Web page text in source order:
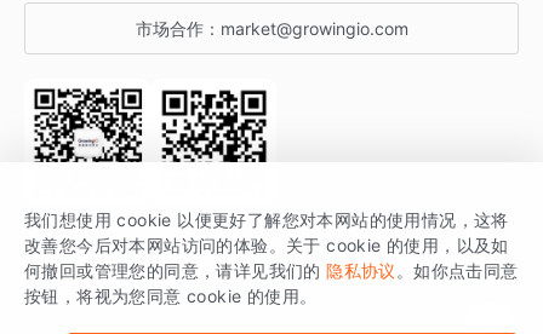
开发者文档
SDK 文档
场景指南
行业活动
市场合作： market@growingio.com
关注公众号 获取更多干货
GrowingIO 是专注于数据智能分析与增长的品牌，核心平台为 GrowingIO
分析云。
我们想使用 cookie 以便更好了解您对本网站的使用情况，这将
改善您今后对本网站访问的体验。关于 cookie 的使用，以及如
何撤回或管理您的同意，请详见我们的 隐私协议 。如你点击同意
按钮，将视为您同意 cookie 的使用。